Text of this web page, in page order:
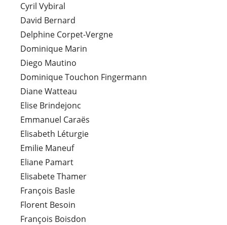
Cyril Vybiral
David Bernard
Delphine Corpet-Vergne
Dominique Marin
Diego Mautino
Dominique Touchon Fingermann
Diane Watteau
Elise Brindejonc
Emmanuel Caraës
Elisabeth Léturgie
Emilie Maneuf
Eliane Pamart
Elisabete Thamer
François Basle
Florent Besoin
François Boisdon